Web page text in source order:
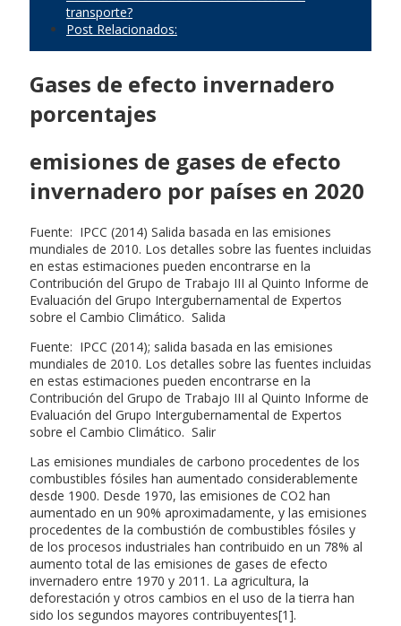
transporte?
Post Relacionados:
Gases de efecto invernadero
porcentajes
emisiones de gases de efecto
invernadero por países en 2020
Fuente: IPCC (2014) Salida basada en las emisiones
mundiales de 2010. Los detalles sobre las fuentes incluidas
en estas estimaciones pueden encontrarse en la
Contribución del Grupo de Trabajo III al Quinto Informe de
Evaluación del Grupo Intergubernamental de Expertos
sobre el Cambio Climático. Salida
Fuente: IPCC (2014); salida basada en las emisiones
mundiales de 2010. Los detalles sobre las fuentes incluidas
en estas estimaciones pueden encontrarse en la
Contribución del Grupo de Trabajo III al Quinto Informe de
Evaluación del Grupo Intergubernamental de Expertos
sobre el Cambio Climático. Salir
Las emisiones mundiales de carbono procedentes de los
combustibles fósiles han aumentado considerablemente
desde 1900. Desde 1970, las emisiones de CO2 han
aumentado en un 90% aproximadamente, y las emisiones
procedentes de la combustión de combustibles fósiles y
de los procesos industriales han contribuido en un 78% al
aumento total de las emisiones de gases de efecto
invernadero entre 1970 y 2011. La agricultura, la
deforestación y otros cambios en el uso de la tierra han
sido los segundos mayores contribuyentes[1].